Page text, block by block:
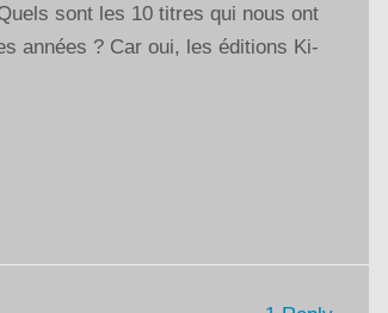
pour
augmenter
sont les 10 titres qui nous ont
années ? Car oui, les éditions Ki-